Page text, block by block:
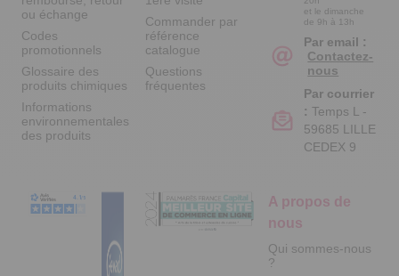
ou échange
Codes
promotionnels
Glossaire des
produits chimiques
Informations
environnementales
des produits
Commander par
référence
catalogue
Questions
fréquentes
A propos de
nous
Qui sommes-nous
?
et le dimanche
de 9h à 13h
Par email :
Contactez-
nous
Par courrier
: Temps L -
59685 LILLE
CEDEX 9